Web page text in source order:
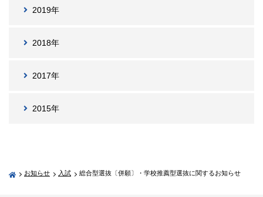
2019年
2018年
2017年
2015年
お知らせ 入試 総合型選抜〔併願〕・学校推薦型選抜に関するお知らせ